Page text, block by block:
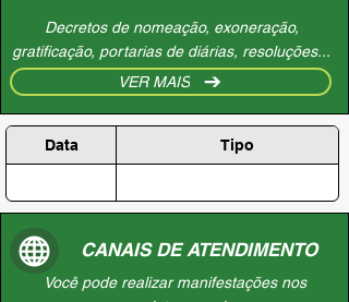
Decretos de nomeação, exoneração,
gratificação, portarias de diárias, resoluções...
VER MAIS
Data Tipo
CANAIS DE ATENDIMENTO
Você pode realizar manifestações nos